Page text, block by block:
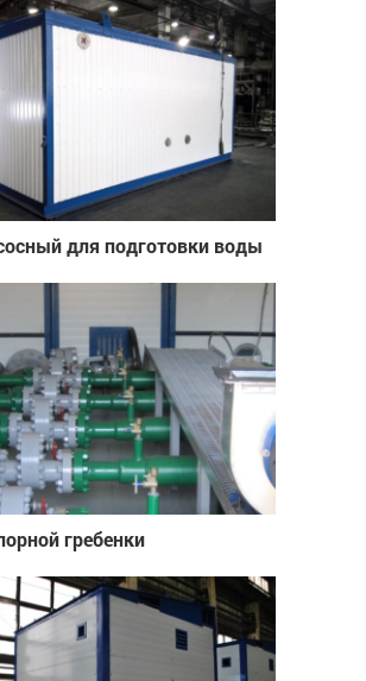
для подготовки воды
гребенки